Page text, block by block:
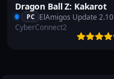
Dragon Ball Z: Kakarot
PC
ElAmigos Update 2.10
CyberConnect2